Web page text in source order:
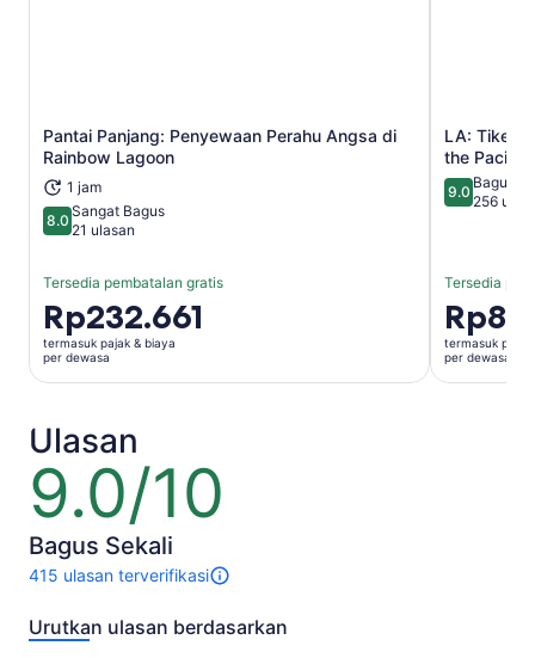
Pantai Panjang: Penyewaan Perahu Angsa di
Rainbow Lagoon
1 jam
8.08.0 dari 10
Sangat Bagus
21 ulasan
Tersedia pembatalan gratis
Harga
Rp232.661
per
dewasa
Rp232.661
termasuk pajak & biaya
per dewasa
Buka di tab baru
LA: Tiket
the Pacific
9.09.0 dari 10
Bagus
256
Tersedia
Harga
per
dewasa
termasuk pajak
per dewasa
Ulasan
9.0/10
9.0
dari
10
Bagus Sekali
415 ulasan terverifikasi
415
untuk
Urutkan ulasan berdasarkan